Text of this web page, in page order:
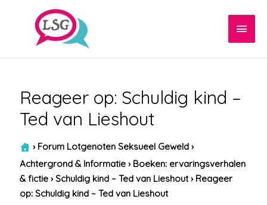
Reageer op: Schuldig kind –
Ted van Lieshout
› Forum Lotgenoten Seksueel Geweld ›
Achtergrond & Informatie › Boeken: ervaringsverhalen
& fictie › Schuldig kind – Ted van Lieshout › Reageer
op: Schuldig kind – Ted van Lieshout